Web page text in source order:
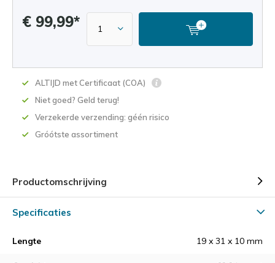
€ 99,99*
ALTIJD met Certificaat (COA)
Niet goed? Geld terug!
Verzekerde verzending: géén risico
Gróótste assortiment
Productomschrijving
Specificaties
Lengte 19 x 31 x 10 mm